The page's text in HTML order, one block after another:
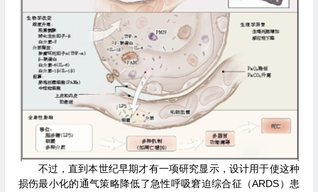
不过，直到本世纪早期才有一项研究显示，设计用于使这种
损伤最小化的通气策略降低了急性呼吸窘迫综合征（ARDS）患